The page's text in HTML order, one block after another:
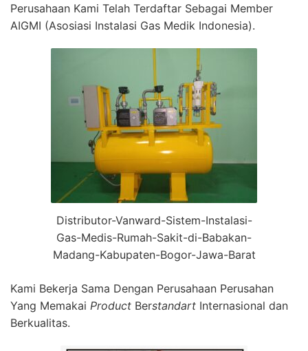
Perusahaan Kami Telah Terdaftar Sebagai Member
AIGMI (Asosiasi Instalasi Gas Medik Indonesia).
Distributor-Vanward-Sistem-Instalasi-
Gas-Medis-Rumah-Sakit-di-Babakan-
Madang-Kabupaten-Bogor-Jawa-Barat
Kami Bekerja Sama Dengan Perusahaan Perusahan
Yang Memakai Product Berstandart Internasional dan
Berkualitas.